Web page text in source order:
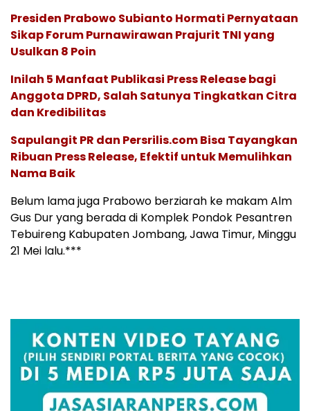
Presiden Prabowo Subianto Hormati Pernyataan
Sikap Forum Purnawirawan Prajurit TNI yang
Usulkan 8 Poin
Inilah 5 Manfaat Publikasi Press Release bagi
Anggota DPRD, Salah Satunya Tingkatkan Citra
dan Kredibilitas
Sapulangit PR dan Persrilis.com Bisa Tayangkan
Ribuan Press Release, Efektif untuk Memulihkan
Nama Baik
Belum lama juga Prabowo berziarah ke makam Alm
Gus Dur yang berada di Komplek Pondok Pesantren
Tebuireng Kabupaten Jombang, Jawa Timur, Minggu
21 Mei lalu.***